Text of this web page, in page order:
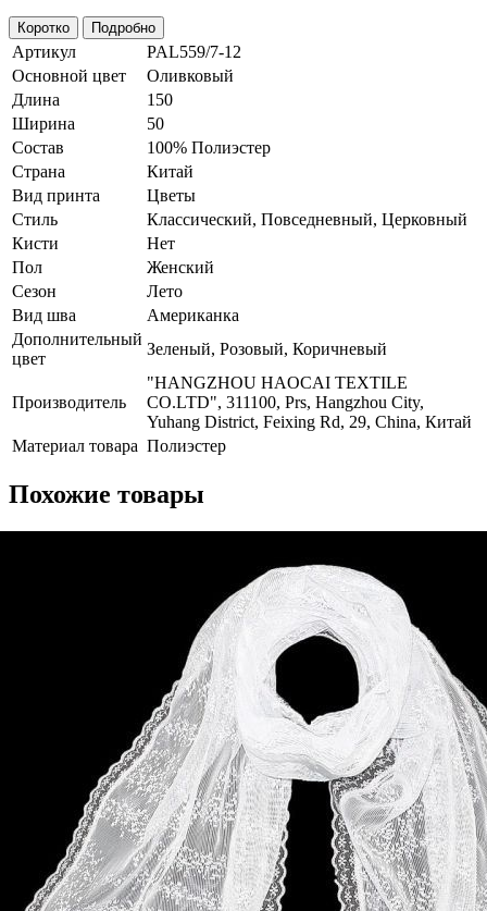
Коротко Подробно
Артикул
PAL559/7-12
Основной цвет
Оливковый
Длина
150
Ширина
50
Состав
100% Полиэстер
Страна
Китай
Вид принта
Цветы
Стиль
Классический, Повседневный, Церковный
Кисти
Нет
Пол
Женский
Сезон
Лето
Вид шва
Американка
Дополнительный
цвет
Зеленый, Розовый, Коричневый
Производитель
"HANGZHOU HAOCAI TEXTILE
CO.LTD", 311100, Prs, Hangzhou City,
Yuhang District, Feixing Rd, 29, China, Китай
Материал товара Полиэстер
Похожие товары